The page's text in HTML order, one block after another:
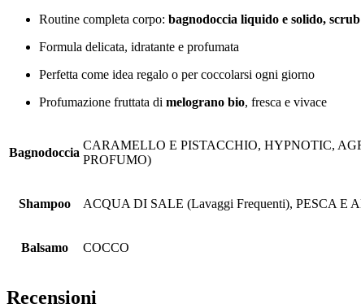
Routine completa corpo: bagnodoccia liquido e solido,
Formula delicata, idratante e profumata
Perfetta come idea regalo o per coccolarsi ogni giorno
Profumazione fruttata di melograno bio, fresca e vivace
Bagnodoccia
CARAMELLO E PISTACCHIO, HYPNOTIC,
PROFUMO)
Shampoo ACQUA DI SALE (Lavaggi Frequenti), PESCA E
Balsamo COCCO
Recensioni